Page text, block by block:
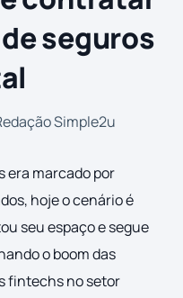
seguros
Simple2u
era marcado por
hoje o cenário é
seu espaço e segue
o boom das
fintechs no setor